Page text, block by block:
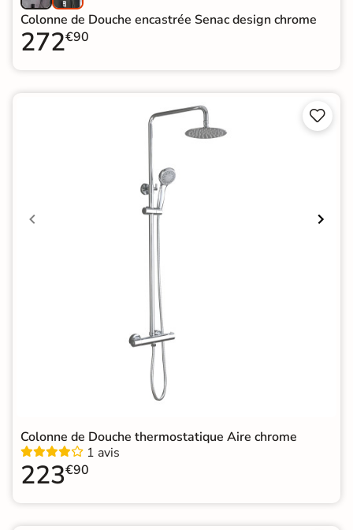
Colonne de Douche encastrée Senac design chrome
272€90


Colonne de Douche thermostatique Aire chrome
1 avis
223€90